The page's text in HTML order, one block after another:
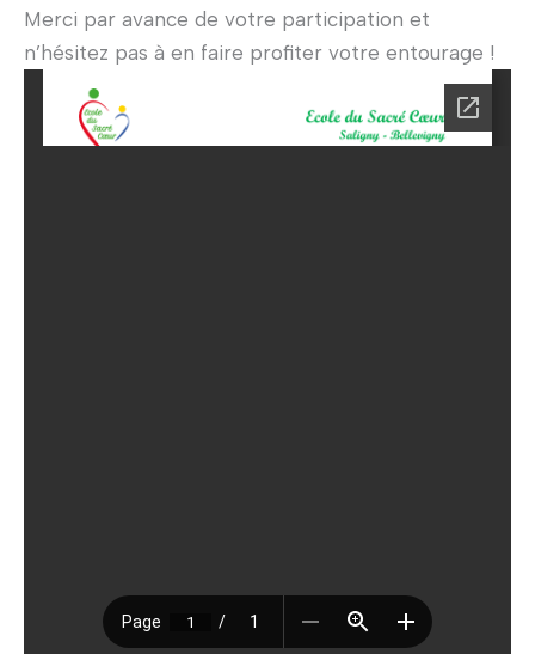
Merci par avance de votre participation et
n’hésitez pas à en faire profiter votre entourage !